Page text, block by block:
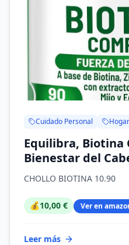
Cuidado Personal Hogar
Equilibra, Biotina
Bienestar del
Dosis Elevada de
Mijo y Equiseto, 90
CHOLLO BIOTINA 10.90
💰10,00 € Ver en
Leer más